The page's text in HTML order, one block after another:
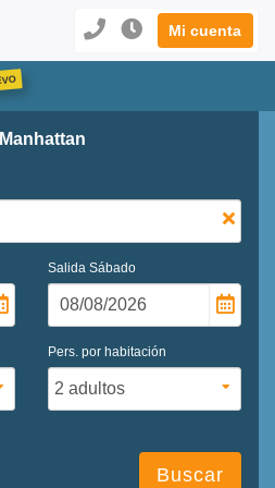
Mi cuenta
Salida Sábado
Pers. por habitación
Buscar